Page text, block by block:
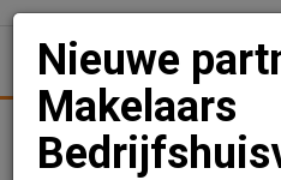
Juridisch | Fiscaal
Nieuwe
Makelaars